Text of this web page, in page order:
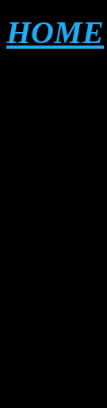
HOME